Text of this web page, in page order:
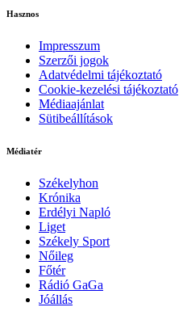
Hasznos
Impresszum
Szerzői jogok
Adatvédelmi tájékoztató
Cookie-kezelési tájékoztató
Médiaajánlat
Sütibeállítások
Médiatér
Székelyhon
Krónika
Erdélyi Napló
Liget
Székely Sport
Nőileg
Főtér
Rádió GaGa
Jóállás